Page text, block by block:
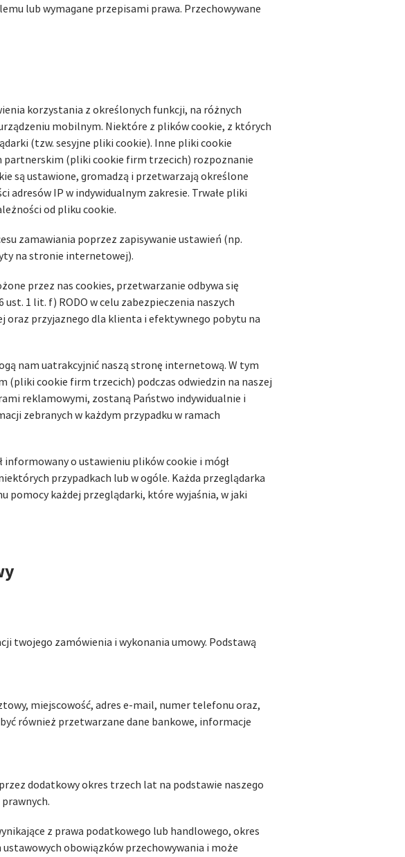
lub wymagane przepisami prawa. Przechowywane
korzystania z określonych funkcji, na różnych
mobilnym. Niektóre z plików cookie, z których
(tzw. sesyjne pliki cookie). Inne pliki cookie
partnerskim (pliki cookie firm trzecich) rozpoznanie
są ustawione, gromadzą i przetwarzają określone
IP w indywidualnym zakresie. Trwałe pliki
od pliku cookie.
zamawiania poprzez zapisywanie ustawień (np.
na stronie internetowej).
przez nas cookies, przetwarzanie odbywa się
1 lit. f) RODO w celu zabezpieczenia naszych
oraz przyjaznego dla klienta i efektywnego pobytu na
nam uatrakcyjnić naszą stronę internetową. W tym
(pliki cookie firm trzecich) podczas odwiedzin na naszej
reklamowymi, zostaną Państwo indywidualnie i
zebranych w każdym przypadku w ramach
o ustawieniu plików cookie i mógł
przypadkach lub w ogóle. Każda przeglądarka
pomocy każdej przeglądarki, które wyjaśnia, w jaki
twojego zamówienia i wykonania umowy. Podstawą
miejscowość, adres e-mail, numer telefonu oraz,
również przetwarzane dane bankowe, informacje
dodatkowy okres trzech lat na podstawie naszego
z prawa podatkowego lub handlowego, okres
obowiązków przechowywania i może